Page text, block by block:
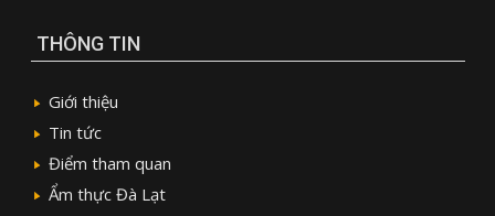
THÔNG TIN
Giới thiệu
Tin tức
Điểm tham quan
Ẩm thực Đà Lạt